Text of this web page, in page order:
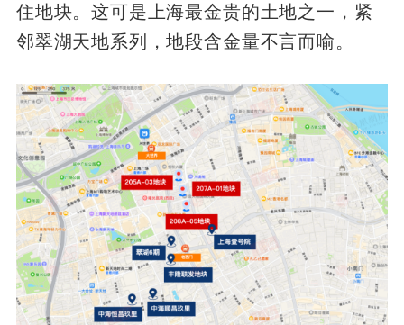
住地块。这可是上海最金贵的土地之一，紧
邻翠湖天地系列，地段含金量不言而喻。